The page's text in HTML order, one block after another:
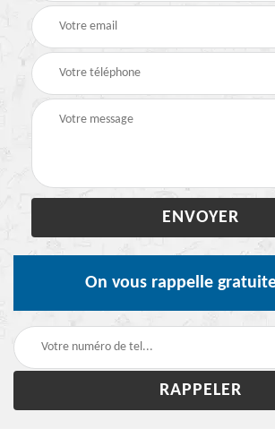
On vous rappelle